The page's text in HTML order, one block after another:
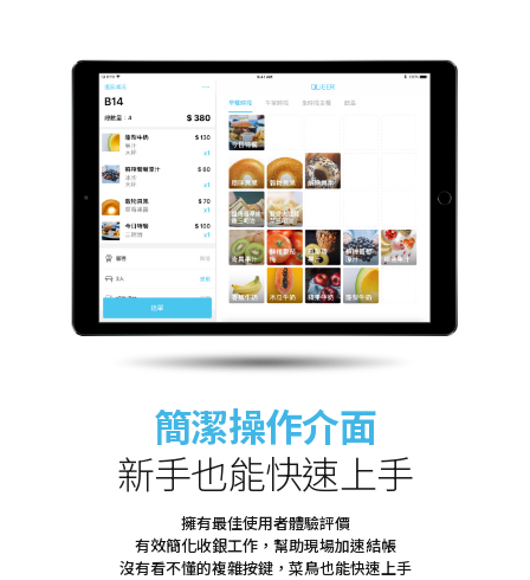
簡潔操作介面
新手也能快速上手
擁有最佳使用者體驗評價
有效簡化收銀工作，幫助現場加速結帳
沒有看不懂的複雜按鍵，菜鳥也能快速上手